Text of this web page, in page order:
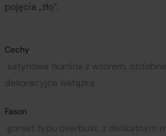
pojęcia „tło”.
Cechy
satynowa tkanina z wzorem,
dekoracyjna wstążka
Fason
gorset typu overbust, z delikatnym